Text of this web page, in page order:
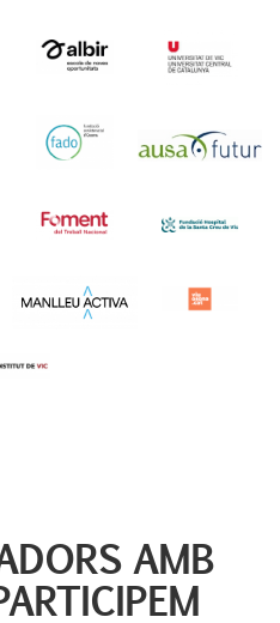
AMB